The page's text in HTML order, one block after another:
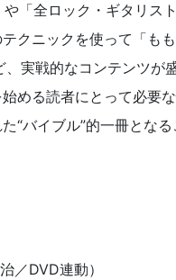
や「全ロック・ギタリス
クニックを使って「も
、実戦的なコンテンツが
める読者にとって必要
“バイブル”的一冊とな
／DVD連動）